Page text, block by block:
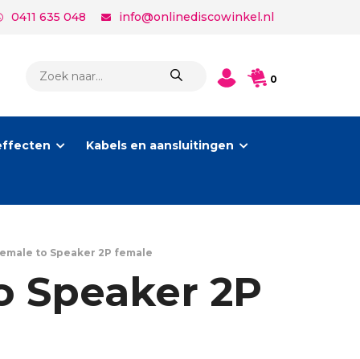
0411 635 048 info@onlinediscowinkel.nl
ZOEKEN
0
Kabels en aansluitingen
female to Speaker 2P female
Speaker 2P